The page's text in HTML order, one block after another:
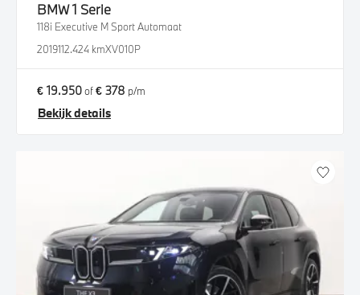
BMW1 Serie
118i Executive M Sport Automaat
2019112.424 kmXV010P
€ 19.950of€ 378 p/m
Bekijk details